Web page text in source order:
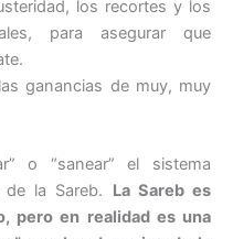
los recortes y los
para asegurar que
ganancias de muy, muy
o “sanear” el sistema
la Sareb. La Sareb es
pero en realidad es una